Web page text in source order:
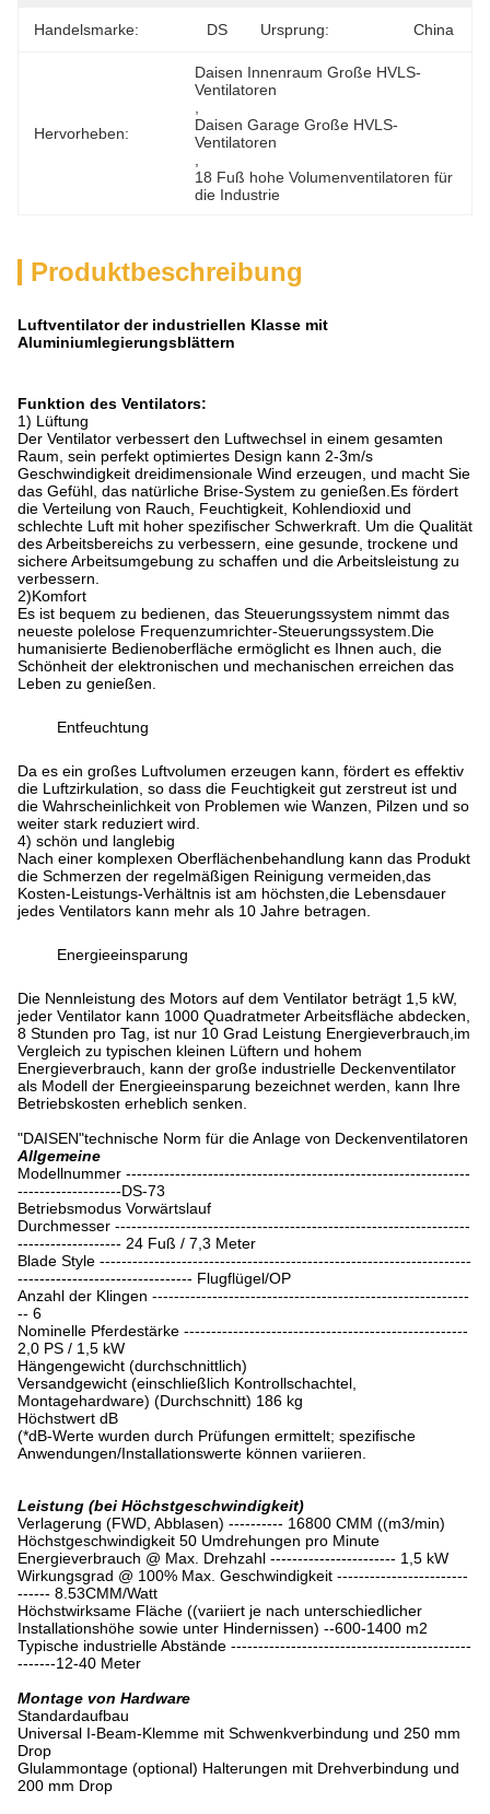
Handelsmarke: DS Ursprung: China
Hervorheben:
Daisen Innenraum Große HVLS-
Ventilatoren
Daisen Garage Große HVLS-
Ventilatoren
18 Fuß hohe Volumenventilatoren für
die Industrie
Produktbeschreibung
Luftventilator der industriellen Klasse mit
Aluminiumlegierungsblättern
Funktion des Ventilators:
1) Lüftung
Der Ventilator verbessert den Luftwechsel in einem gesamten
Raum, sein perfekt optimiertes Design kann 2-3m/s
Geschwindigkeit dreidimensionale Wind erzeugen, und macht Sie
das Gefühl, das natürliche Brise-System zu genießen.Es fördert
die Verteilung von Rauch, Feuchtigkeit, Kohlendioxid und
schlechte Luft mit hoher spezifischer Schwerkraft. Um die Qualität
des Arbeitsbereichs zu verbessern, eine gesunde, trockene und
sichere Arbeitsumgebung zu schaffen und die Arbeitsleistung zu
verbessern.
2)Komfort
Es ist bequem zu bedienen, das Steuerungssystem nimmt das
neueste polelose Frequenzumrichter-Steuerungssystem.Die
humanisierte Bedienoberfläche ermöglicht es Ihnen auch, die
Schönheit der elektronischen und mechanischen erreichen das
Leben zu genießen.
Entfeuchtung
Da es ein großes Luftvolumen erzeugen kann, fördert es effektiv
die Luftzirkulation, so dass die Feuchtigkeit gut zerstreut ist und
die Wahrscheinlichkeit von Problemen wie Wanzen, Pilzen und so
weiter stark reduziert wird.
4) schön und langlebig
Nach einer komplexen Oberflächenbehandlung kann das Produkt
die Schmerzen der regelmäßigen Reinigung vermeiden,das
Kosten-Leistungs-Verhältnis ist am höchsten,die Lebensdauer
jedes Ventilators kann mehr als 10 Jahre betragen.
Energieeinsparung
Die Nennleistung des Motors auf dem Ventilator beträgt 1,5 kW,
jeder Ventilator kann 1000 Quadratmeter Arbeitsfläche abdecken,
8 Stunden pro Tag, ist nur 10 Grad Leistung Energieverbrauch,im
Vergleich zu typischen kleinen Lüftern und hohem
Energieverbrauch, kann der große industrielle Deckenventilator
als Modell der Energieeinsparung bezeichnet werden, kann Ihre
Betriebskosten erheblich senken.
"DAISEN"technische Norm für die Anlage von Deckenventilatoren
Allgemeine
Modellnummer ---------------------------------------------------------------
-------------------DS-73
Betriebsmodus Vorwärtslauf
Durchmesser -----------------------------------------------------------------
------------------- 24 Fuß / 7,3 Meter
Blade Style --------------------------------------------------------------------
-------------------------------- Flugflügel/OP
Anzahl der Klingen ----------------------------------------------------------
-- 6
Nominelle Pferdestärke ----------------------------------------------------
2,0 PS / 1,5 kW
Hängengewicht (durchschnittlich)
Versandgewicht (einschließlich Kontrollschachtel,
Montagehardware) (Durchschnitt) 186 kg
Höchstwert dB
(*dB-Werte wurden durch Prüfungen ermittelt; spezifische
Anwendungen/Installationswerte können variieren.
Leistung (bei Höchstgeschwindigkeit)
Verlagerung (FWD, Abblasen) ---------- 16800 CMM ((m3/min)
Höchstgeschwindigkeit 50 Umdrehungen pro Minute
Energieverbrauch @ Max. Drehzahl ----------------------- 1,5 kW
Wirkungsgrad @ 100% Max. Geschwindigkeit ------------------------
------ 8.53CMM/Watt
Höchstwirksame Fläche ((variiert je nach unterschiedlicher
Installationshöhe sowie unter Hindernissen) --600-1400 m2
Typische industrielle Abstände --------------------------------------------
-------12-40 Meter
Montage von Hardware
Standardaufbau
Universal I-Beam-Klemme mit Schwenkverbindung und 250 mm
Drop
Glulammontage (optional) Halterungen mit Drehverbindung und
200 mm Drop